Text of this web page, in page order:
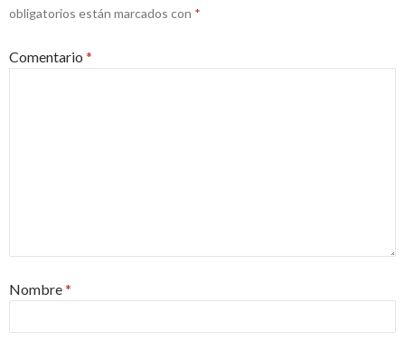
obligatorios están marcados con *
Comentario *
Nombre*